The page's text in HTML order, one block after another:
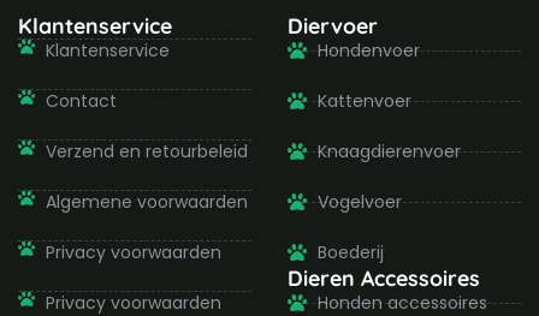
o g
t
e
r
u
b
e
Klantenservice
Klantenservice
Contact
Verzend en retourbeleid
Algemene voorwaarden
Privacy voorwaarden
Privacy voorwaarden
Diervoer
Hondenvoer
Kattenvoer
Knaagdierenvoer
Vogelvoer
Boederij
Dieren Accessoires
Honden accessoires